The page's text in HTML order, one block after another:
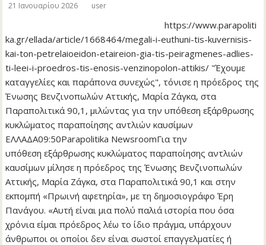
21 Ιανουαρίου 2026 user
https://www.parapoliti
ka.gr/ellada/article/1668464/megali-i-euthuni-tis-kuvernisis-
kai-ton-petrelaioeidon-etaireion-gia-tis-peiragmenes-adlies-
ti-leei-i-proedros-tis-enosis-venzinopolon-attikis/ "Έχουμε
καταγγελίες και παράπονα συνεχώς", τόνισε η πρόεδρος της
Ένωσης Βενζινοπωλών Αττικής, Μαρία Ζάγκα, στα
Παραπολιτικά 90,1, μιλώντας για την υπόθεση εξάρθρωσης
κυκλώματος παραποίησης αντλιών καυσίμων
ΕΛΛΑΔΑ09:50Parapolitika NewsroomΓια την
υπόθεση εξάρθρωσης κυκλώματος παραποίησης αντλιών
καυσίμων μίλησε η πρόεδρος της Ένωσης Βενζινοπωλών
Αττικής, Μαρία Ζάγκα, στα Παραπολιτικά 90,1 και στην
εκπομπή «Πρωινή αφετηρία», με τη δημοσιογράφο Έρη
Πανάγου. «Αυτή είναι μια πολύ παλιά ιστορία που όσα
χρόνια είμαι πρόεδρος λέω το ίδιο πράγμα, υπάρχουν
άνθρωποι οι οποίοι δεν είναι σωστοί επαγγελματίες ή